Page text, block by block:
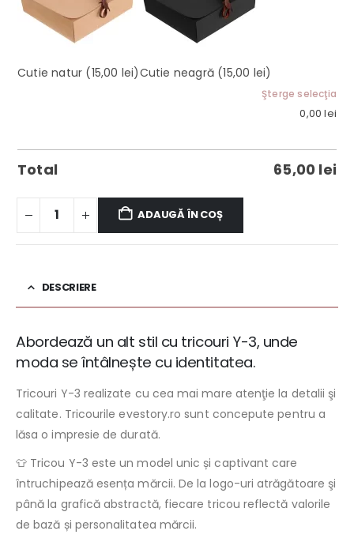
Cutie natur (15,00 lei)Cutie neagră (15,00 lei)
Şterge selecţia
0,00lei
Total 65,00 lei
ADAUGĂ ÎN COȘ
DESCRIERE
Abordează un alt stil cu tricouri Y-3, unde
moda se întâlnește cu identitatea.
Tricouri Y-3 realizate cu cea mai mare atenţie la detalii şi
calitate. Tricourile evestory.ro sunt concepute pentru a
lăsa o impresie de durată.
👕 Tricou Y-3 este un model unic și captivant care
întruchipează esența mărcii. De la logo-uri atrăgătoare şi
până la grafică abstractă, fiecare tricou reflectă valorile
de bază și personalitatea mărcii.